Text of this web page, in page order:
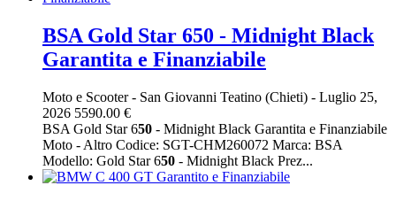
BSA Gold Star 650 - Midnight Black
Garantita e Finanziabile
Moto e Scooter- San Giovanni Teatino (Chieti) - Luglio 25,
2026 5590.00 €
BSA Gold Star 650 - Midnight Black Garantita e Finanziabile
Moto - Altro Codice: SGT-CHM260072 Marca: BSA
Modello: Gold Star 650 - Midnight Black Prez...